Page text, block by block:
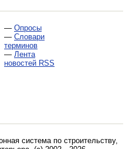
— Опросы
— Словари
терминов
— Лента
новостей RSS
система по строительству,